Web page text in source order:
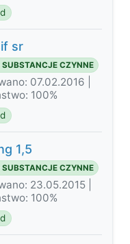
sr
SUBSTANCJE CZYNNE
07.02.2016 |
100%
1,5
SUBSTANCJE CZYNNE
23.05.2015 |
100%